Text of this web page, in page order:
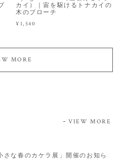
カイ）｜宙を駆けるトナカイの
木のブローチ
¥1,540
MORE
VIEW MORE
さな春のカケラ展」開催のお知ら